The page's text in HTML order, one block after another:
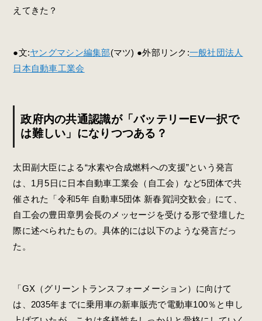
えてきた？
●文:ヤングマシン編集部(マツ) ●外部リンク:一般社団法人
日本自動車工業会
政府内の共通認識が「バッテリーEV一択で
は難しい」になりつつある？
太田副大臣による“水素や合成燃料への支援”という発言
は、1月5日に日本自動車工業会（自工会）など5団体で共
催された「令和5年 自動車5団体 新春賀詞交歓会」にて、
自工会の豊田章男会長のメッセージを受ける形で登壇した
際に述べられたもの。具体的には以下のような発言だっ
た。
「GX（グリーントランスフォーメーション）に向けて
は、2035年までに乗用車の新車販売で電動車100％と申し